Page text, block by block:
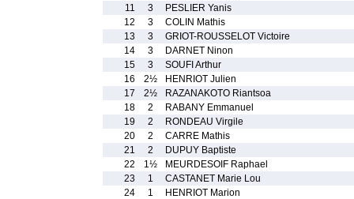
11
3
PESLIER Yanis
12
3
COLIN Mathis
13
3
GRIOT-ROUSSELOT Victoire
14
3
DARNET Ninon
15
3
SOUFI Arthur
16
2½
HENRIOT Julien
17
2½
RAZANAKOTO Riantsoa
18
2
RABANY Emmanuel
19
2
RONDEAU Virgile
20
2
CARRE Mathis
21
2
DUPUY Baptiste
22
1½
MEURDESOIF Raphael
23
1
CASTANET Marie Lou
24
1 HENRIOT Marion